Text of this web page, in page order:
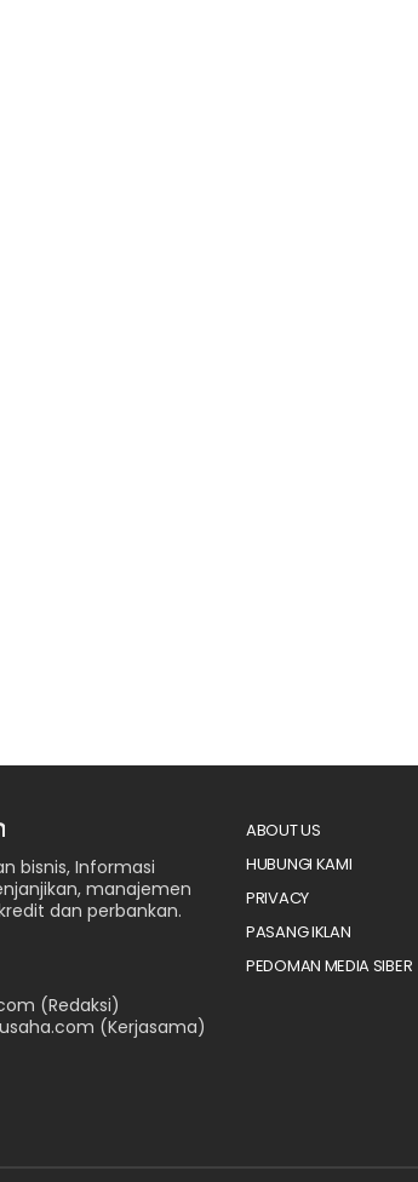
bisnis, Informasi
manajemen
dan perbankan.
(Redaksi)
(Kerjasama)
ABOUT US
HUBUNGI KAMI
PRIVACY
PASANG IKLAN
PEDOMAN MEDIA SIBER